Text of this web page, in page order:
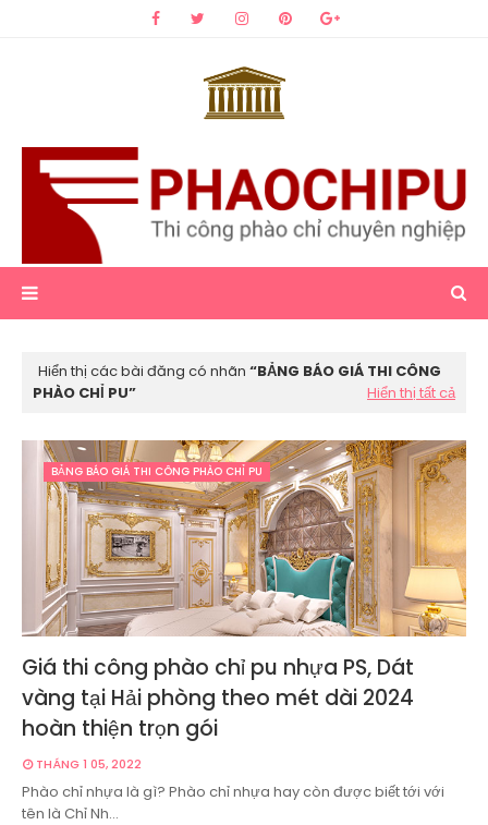
Hiển thị các bài đăng có nhãn
BẢNG BÁO GIÁ THI CÔNG
PHÀO CHỈ PU
Hiển thị tất cả
BẢNG BÁO GIÁ THI CÔNG PHÀO CHỈ PU
Giá thi công phào chỉ pu nhựa PS, Dát
vàng tại Hải phòng theo mét dài 2024
hoàn thiện trọn gói
THÁNG 1 05, 2022
Phào chỉ nhựa là gì? Phào chỉ nhựa hay còn được biết tới với
tên là Chỉ Nh…